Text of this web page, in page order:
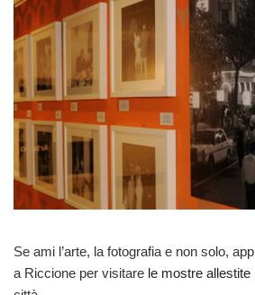
Se ami l’arte, la fotografia e non solo,
a Riccione per visitare le mostre allestite